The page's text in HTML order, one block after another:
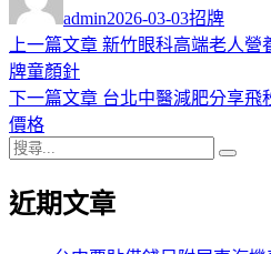
者
admin佈
日
2026-03-03類
招牌
文
章
導
覽
上一篇文章 上
篇
新竹眼科高端老人營
牌童顏針
下一篇文章 下
章:
台北中醫減肥分享飛
價格
搜
關
近期文章